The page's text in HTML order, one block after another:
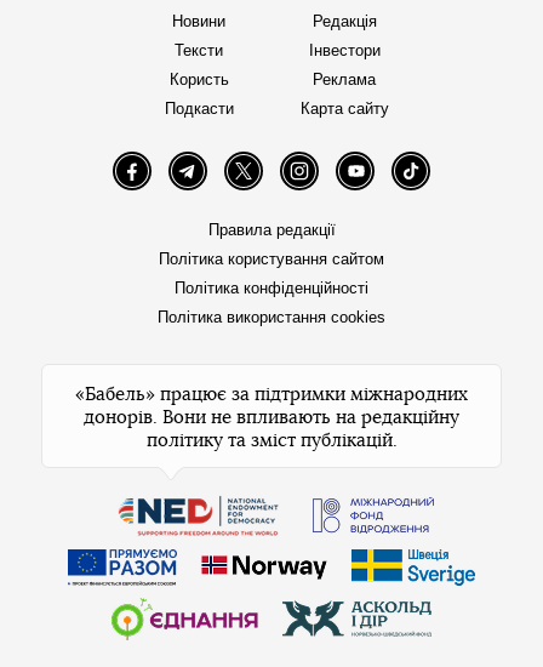
Новини
Тексти
Користь
Подкасти
Редакція
Інвестори
Реклама
Карта сайту
FacebookTelegramTwitter InstagramYouTube TikTok
Правила редакції
Політика користування сайтом
Політика конфіденційності
Політика використання cookies
«Бабель» працює за підтримки міжнародних
донорів. Вони не впливають на редакційну
політику та зміст публікацій.